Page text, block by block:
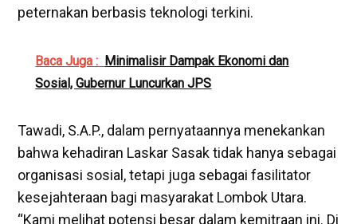
peternakan berbasis teknologi terkini.
Baca Juga : Minimalisir Dampak Ekonomi dan
Sosial, Gubernur Luncurkan JPS
Tawadi, S.A.P., dalam pernyataannya menekankan
bahwa kehadiran Laskar Sasak tidak hanya sebagai
organisasi sosial, tetapi juga sebagai fasilitator
kesejahteraan bagi masyarakat Lombok Utara.
“Kami melihat potensi besar dalam kemitraan ini. Di